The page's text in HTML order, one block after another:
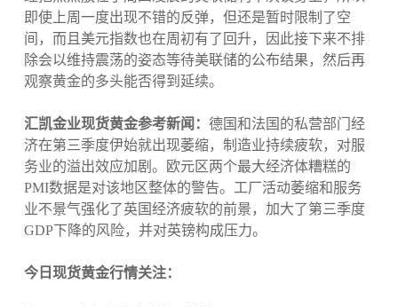
即使上周一度出现不错的反弹，但还是暂时限制了空
间，而且美元指数也在周初有了回升，因此接下来不排
除会以维持震荡的姿态等待美联储的公布结果，然后再
观察黄金的多头能否得到延续。
汇凯金业现货黄金参考新闻： 德国和法国的私营部门经
济在第三季度伊始就出现萎缩，制造业持续疲软，对服
务业的溢出效应加剧。欧元区两个最大经济体糟糕的
PMI数据是对该地区整体的警告。工厂活动萎缩和服务
业不景气强化了英国经济疲软的前景，加大了第三季度
GDP下降的风险，并对英镑构成压力。
今日现货黄金行情关注：